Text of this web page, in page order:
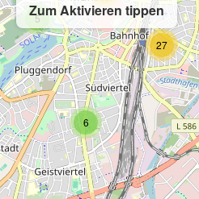
Zum Aktivieren tippen
6
27
5